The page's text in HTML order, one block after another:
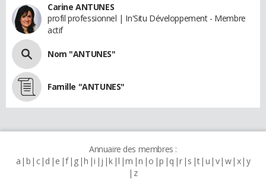
Carine ANTUNES
profil professionnel | In'Situ Développement - Membre
actif
Nom "ANTUNES"
Famille "ANTUNES"
Annuaire des membres :
a b c d e f g h i j k l m n o p q r s t u v w x y
z